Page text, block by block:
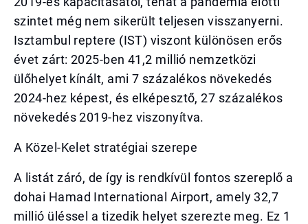
szintet még nem sikerült teljesen visszanyerni.
Isztambul reptere (IST) viszont különösen erős
évet zárt: 2025-ben 41,2 millió nemzetközi
ülőhelyet kínált, ami 7 százalékos növekedés
2024-hez képest, és elképesztő, 27 százalékos
növekedés 2019-hez viszonyítva.
A Közel-Kelet stratégiai szerepe
A listát záró, de így is rendkívül fontos szereplő a
dohai Hamad International Airport, amely 32,7
millió üléssel a tizedik helyet szerezte meg. Ez 1